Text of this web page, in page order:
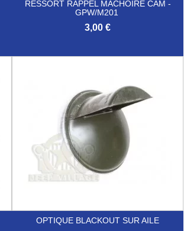
RESSORT RAPPEL MACHOIRE CAM -
GPW/M201
3,00 €
OPTIQUE BLACKOUT SUR AILE